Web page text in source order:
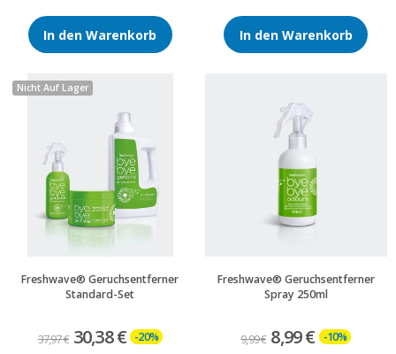
In den Warenkorb In den Warenkorb
Nicht Auf Lager
Freshwave® Geruchsentferner
Standard-Set
37,97 € 30,38 € -20%
Freshwave® Geruchsentferner
Spray 250ml
9,99 € 8,99 € -10%